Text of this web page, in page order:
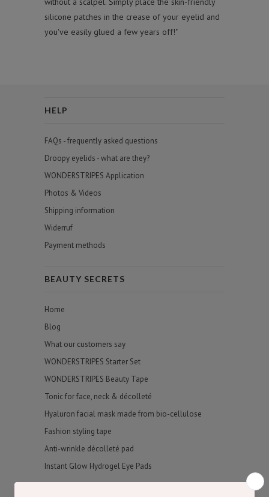
silicone patches in the crease of your eyelid and
you've easily glued a few years off!"
HELP
FAQs - frequently asked questions
Droopy eyelids - what are they?
WONDERSTRIPES Application
Photos & Videos
Shipping information
Widerruf
Payment methods
BEAUTY SECRETS
Home
Blog
What our customers say
WONDERSTRIPES Starter Set
WONDERSTRIPES Beauty Tape
Tonic for face, neck & décolleté
Hyaluron facial mask made from bio-cellulose
Fashion styling tape
Anti-wrinkle décolleté pad
Instant Glow Hydrogel Eye Pads